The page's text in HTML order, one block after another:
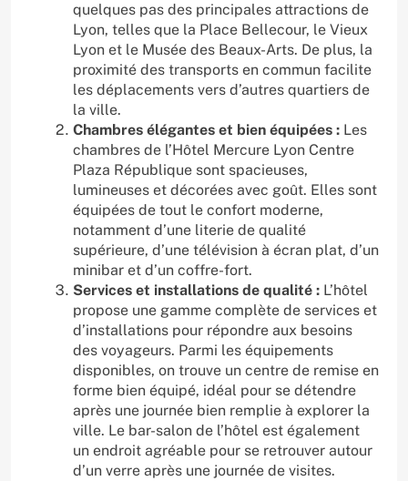
quelques pas des principales attractions de
Lyon, telles que la Place Bellecour, le Vieux
Lyon et le Musée des Beaux-Arts. De plus, la
proximité des transports en commun facilite
les déplacements vers d’autres quartiers de
la ville.
Chambres élégantes et bien équipées : Les
chambres de l’Hôtel Mercure Lyon Centre
Plaza République sont spacieuses,
lumineuses et décorées avec goût. Elles sont
équipées de tout le confort moderne,
notamment d’une literie de qualité
supérieure, d’une télévision à écran plat, d’un
minibar et d’un coffre-fort.
Services et installations de qualité : L’hôtel
propose une gamme complète de services et
d’installations pour répondre aux besoins
des voyageurs. Parmi les équipements
disponibles, on trouve un centre de remise en
forme bien équipé, idéal pour se détendre
après une journée bien remplie à explorer la
ville. Le bar-salon de l’hôtel est également
un endroit agréable pour se retrouver autour
d’un verre après une journée de visites.